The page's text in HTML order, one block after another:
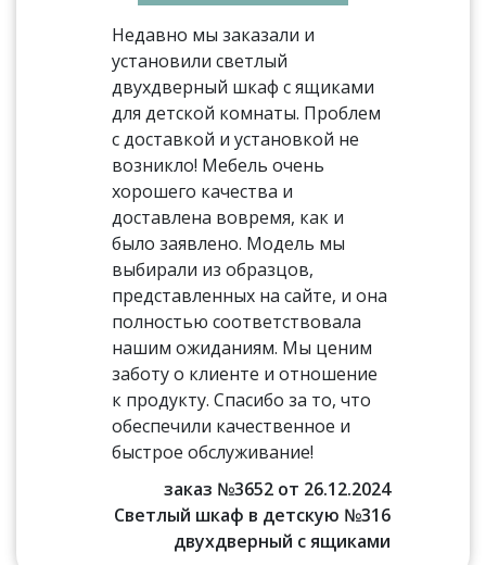
Недавно мы заказали и
установили светлый
двухдверный шкаф с ящиками
для детской комнаты. Проблем
с доставкой и установкой не
возникло! Мебель очень
хорошего качества и
доставлена вовремя, как и
было заявлено. Модель мы
выбирали из образцов,
представленных на сайте, и она
полностью соответствовала
нашим ожиданиям. Мы ценим
заботу о клиенте и отношение
к продукту. Спасибо за то, что
обеспечили качественное и
быстрое обслуживание!
заказ №3652 от 26.12.2024
Светлый шкаф в детскую №316
двухдверный с ящиками